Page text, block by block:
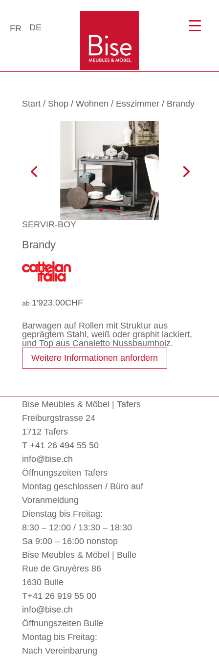
FR DE
Start/ Shop/ Wohnen / Esszimmer/ Brandy
SERVIR-BOY
Brandy
1'923.00CHF
Barwagen auf Rollen mit Struktur aus
geprägtem Stahl, weiß oder graphit lackiert,
und Top aus Canaletto Nussbaumholz.
Weitere Informationen anfordern
Bise Meubles & Möbel | Tafers
Freiburgstrasse 24
1712 Tafers
T +41 26 494 55 50
info@bise.ch
Öffnungszeiten Tafers
Montag geschlossen / Büro auf
Voranmeldung
Dienstag bis Freitag:
8:30 – 12:00 / 13:30 – 18:30
Sa 9:00 – 16:00 nonstop
Bise Meubles & Möbel | Bulle
Rue de Gruyères 86
1630 Bulle
T+41 26 919 55 00
info@bise.ch
Öffnungszeiten Bulle
Montag bis Freitag:
Nach Vereinbarung